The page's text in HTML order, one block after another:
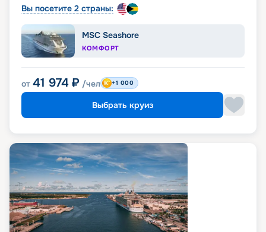
Вы посетите 2 страны:
MSC Seashore
КОМФОРТ
от 41 974 ₽ /чел +1 000
Выбрать круиз